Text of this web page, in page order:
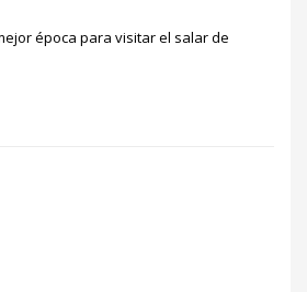
época para visitar el salar de